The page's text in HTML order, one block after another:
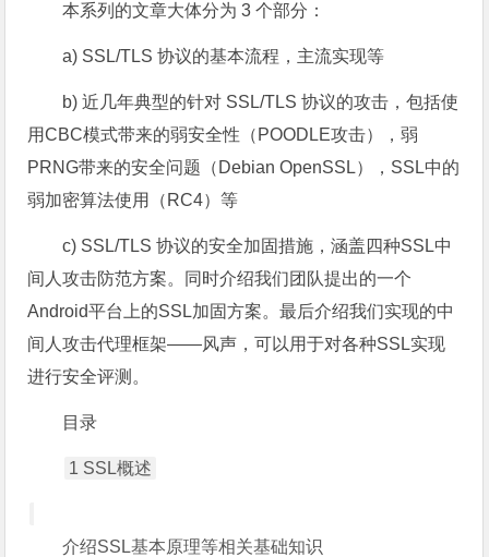
本系列的文章大体分为 3 个部分：
a) SSL/TLS 协议的基本流程，主流实现等
b) 近几年典型的针对 SSL/TLS 协议的攻击，包括使
用CBC模式带来的弱安全性（POODLE攻击），弱
PRNG带来的安全问题（Debian OpenSSL），SSL中的
弱加密算法使用（RC4）等
c) SSL/TLS 协议的安全加固措施，涵盖四种SSL中
间人攻击防范方案。同时介绍我们团队提出的一个
Android平台上的SSL加固方案。最后介绍我们实现的中
间人攻击代理框架——风声，可以用于对各种SSL实现
进行安全评测。
目录
1 SSL概述
介绍SSL基本原理等相关基础知识